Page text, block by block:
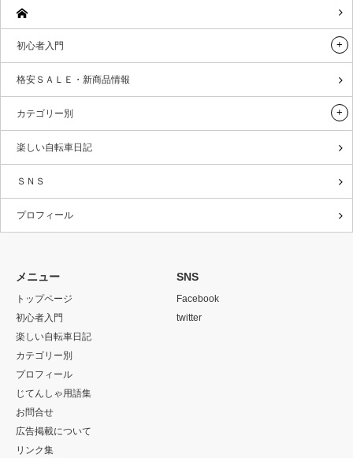
初心者入門
格安ＳＡＬＥ・新商品情報
カテゴリー別
楽しい自転車日記
ＳＮＳ
プロフィール
メニュー
トップページ
初心者入門
楽しい自転車日記
カテゴリー別
プロフィール
じてんしゃ用語集
お問合せ
広告掲載について
リンク集
SNS
Facebook
twitter